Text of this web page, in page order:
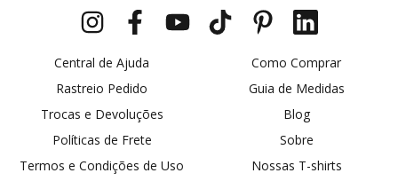
Central de Ajuda
Rastreio Pedido
Trocas e Devoluções
Políticas de Frete
Termos e Condições de Uso
Como Comprar
Guia de Medidas
Blog
Sobre
Nossas T-shirts